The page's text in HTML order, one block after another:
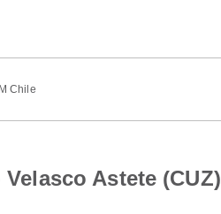
Chile
Astete (CUZ)